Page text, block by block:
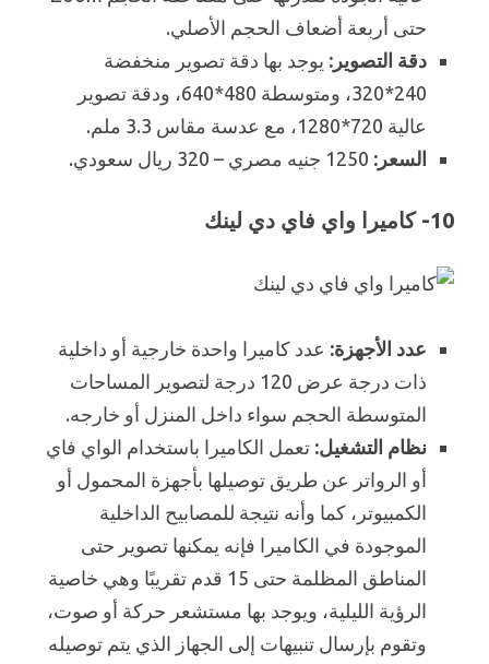
حتى أربعة أضعاف الحجم الأصلي.
دقة التصوير: يوجد بها دقة تصوير منخفضة
240*320، ومتوسطة 480*640، ودقة تصوير
عالية 720*1280، مع عدسة مقاس 3.3 ملم.
السعر:
10- كاميرا واي فاي دي لينك
عدد الأجهزة: عدد كاميرا واحدة خارجية أو داخلية
ذات درجة عرض 120 درجة لتصوير المساحات
المتوسطة الحجم سواء داخل المنزل أو خارجه.
نظام التشغيل: تعمل الكاميرا باستخدام الواي فاي
أو الرواتر عن طريق توصيلها بأجهزة المحمول أو
الكمبيوتر، كما وأنه نتيجة للمصابيح الداخلية
الموجودة في الكاميرا فإنه يمكنها تصوير حتى
المناطق المظلمة حتى 15 قدم تقريبًا وهي خاصية
الرؤية الليلية، ويوجد بها مستشعر حركة أو صوت،
وتقوم بإرسال تنبيهات إلى الجهاز الذي يتم توصيله